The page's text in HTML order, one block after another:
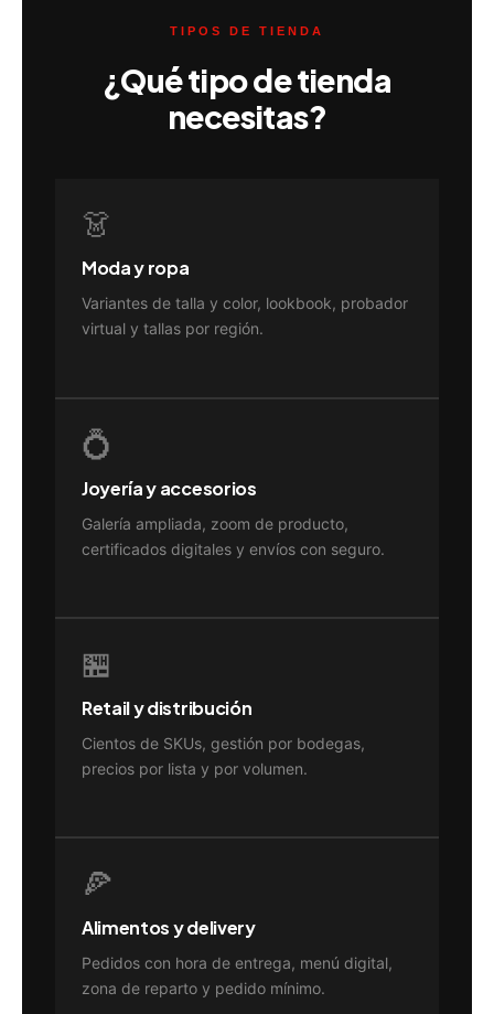
TIPOS DE TIENDA
¿Qué tipo de tienda
necesitas?
👗
Moda y ropa
Variantes de talla y color, lookbook, probador
virtual y tallas por región.
💍
Joyería y accesorios
Galería ampliada, zoom de producto,
certificados digitales y envíos con seguro.
🏪
Retail y distribución
Cientos de SKUs, gestión por bodegas,
precios por lista y por volumen.
🍕
Alimentos y delivery
Pedidos con hora de entrega, menú digital,
zona de reparto y pedido mínimo.